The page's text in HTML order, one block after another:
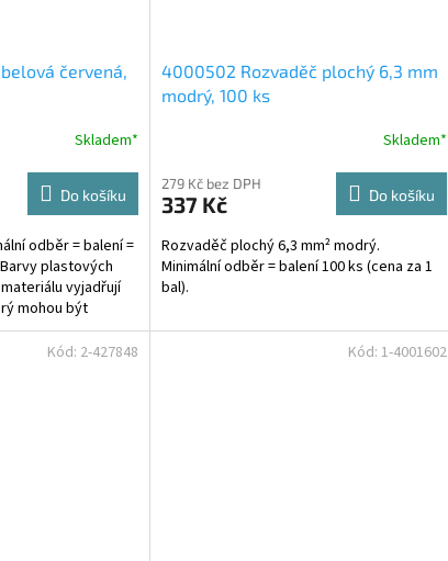
červená,
Skladem*
Do košíku
odběr = balení =
plastových
vyjadřují
mohou být
4000502 Rozvaděč plochý 6,3 mm
modrý, 100 ks
Skladem*
279 Kč bez DPH
337 Kč Do košíku
Rozvaděč plochý 6,3 mm² modrý.
Minimální odběr = balení 100 ks (cena za 1
bal).
Kód: 2-427848 Kód: 1-4001602